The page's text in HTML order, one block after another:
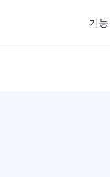
기능